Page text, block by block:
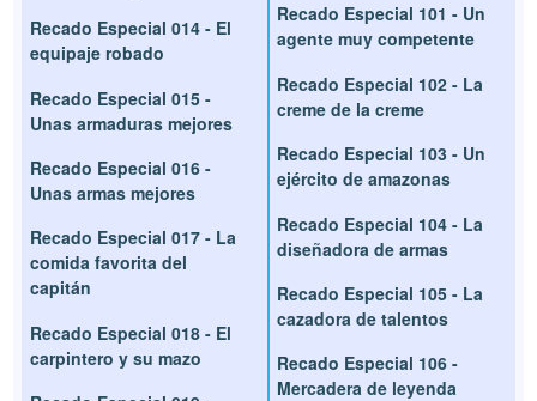
Recado Especial 014 - El
equipaje robado
Recado Especial 015 -
Unas armaduras mejores
Recado Especial 016 -
Unas armas mejores
Recado Especial 017 - La
comida favorita del
capitán
Recado Especial 018 - El
carpintero y su mazo
Recado Especial 101 - Un
agente muy competente
Recado Especial 102 - La
creme de la creme
Recado Especial 103 - Un
ejército de amazonas
Recado Especial 104 - La
diseñadora de armas
Recado Especial 105 - La
cazadora de talentos
Recado Especial 106 -
Mercadera de leyenda